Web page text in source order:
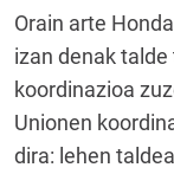
Orain arte
izan denak
koordinazioa
Unionen
dira: lehen